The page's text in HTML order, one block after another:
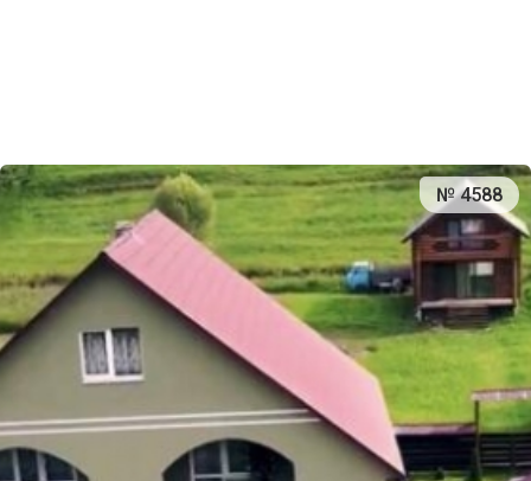
№ 4588